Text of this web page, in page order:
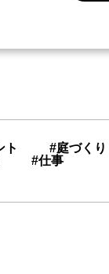
ト
#庭づくり
#仕事